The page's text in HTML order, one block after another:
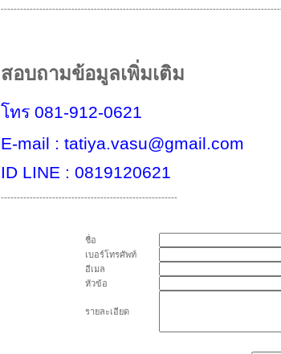
สอบถามข้อมูลเพิ่มเติม
โทร 081-912-0621
E-mail : tatiya.vasu@gmail.com
ID LINE : 0819120621
-------------------------------------------------------
ชื่อ
เบอร์โทรศัพท์
อีเมล
หัวข้อ
รายละเอียด